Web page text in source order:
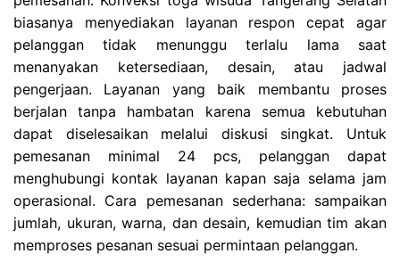
biasanya menyediakan layanan respon cepat agar
pelanggan tidak menunggu terlalu lama saat
menanyakan ketersediaan, desain, atau jadwal
pengerjaan. Layanan yang baik membantu proses
berjalan tanpa hambatan karena semua kebutuhan
dapat diselesaikan melalui diskusi singkat. Untuk
pemesanan minimal 24 pcs, pelanggan dapat
menghubungi kontak layanan kapan saja selama jam
operasional. Cara pemesanan sederhana: sampaikan
jumlah, ukuran, warna, dan desain, kemudian tim akan
memproses pesanan sesuai permintaan pelanggan.